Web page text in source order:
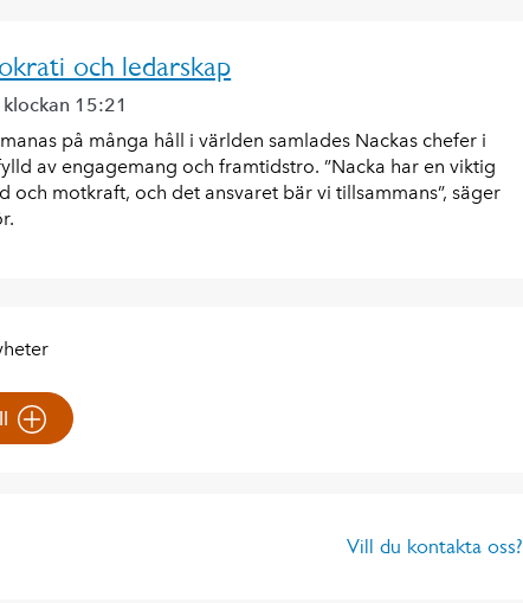
och ledarskap
15:21
på många håll i världen samlades Nackas chefer i
av engagemang och framtidstro. ”Nacka har en viktig
och motkraft, och det ansvaret bär vi tillsammans”, säger
Vill du kontakta oss?